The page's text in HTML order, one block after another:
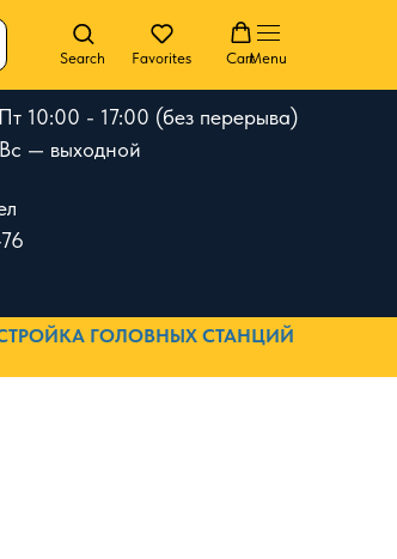
Search Favorites CartMenu
10:00 - 17:00 (без перерыва)
— выходной
ГОЛОВНЫХ СТАНЦИЙ